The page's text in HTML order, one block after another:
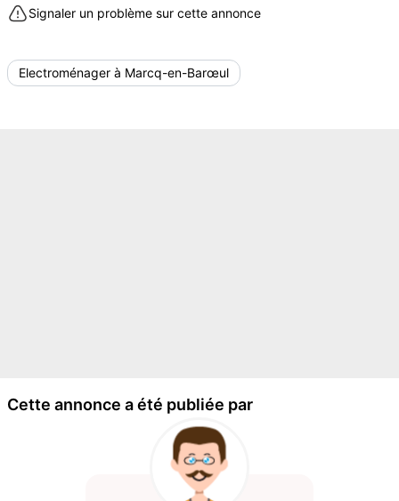
Signaler un problème sur cette annonce
Electroménager à Marcq-en-Barœul
Cette annonce a été publiée par